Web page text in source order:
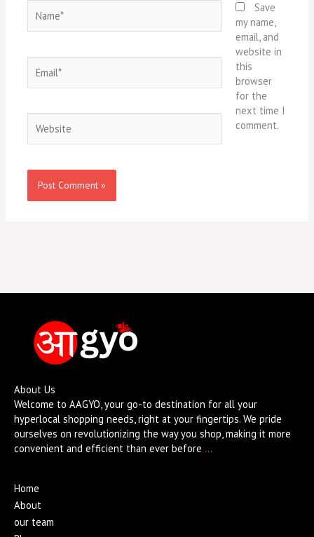
Save
my name,
email, and
website in
this
browser
for the
next time I
comment.
About Us
Welcome to AAGYO, your go-to destination for all your
hyperlocal shopping needs, right at your fingertips. We pride
ourselves on revolutionizing the way you shop, making it more
convenient and efficient than ever before …
Home
About
our team